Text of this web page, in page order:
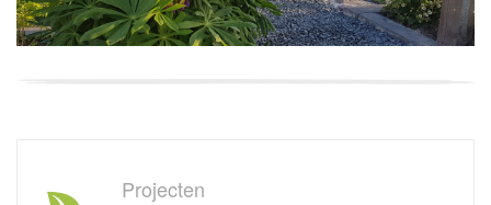
Projecten